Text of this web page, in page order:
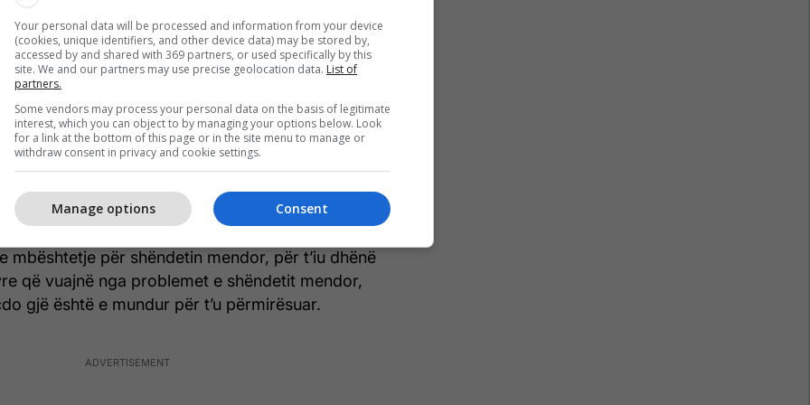
janë tre persona: një shofer për rulotin, i cili
shqiptar, trajneri i vrapit është nga Qiproja,
janë nga Shqipëria", tha Ponari në Euronews
me vete 15 palë atlete për këto 40 ditë, ndërsa
ka edhe një furgon dhe një rulot tjetër.
e shqiptarit nuk ka si qëllim vetëm tejkalimin e
por është edhe një thirrje për
mbështetje për shëndetin mendor, për t’iu dhënë
që vuajnë nga problemet e shëndetit mendor,
gjë është e mundur për t’u përmirësuar.
Your personal data will be processed and information from your device
(cookies, unique identifiers, and other device data) may be stored by,
accessed by and shared with 369 partners, or used specifically by this
site. We and our partners may use precise geolocation data. List of
partners.
Some vendors may process your personal data on the basis of legitimate
interest, which you can object to by managing your options below. Look
for a link at the bottom of this page or in the site menu to manage or
withdraw consent in privacy and cookie settings.
Consent
Manage options